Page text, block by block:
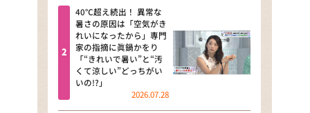
news おかえり
河合＆A.B.C-Z塚田×福井アナ
「なんでやねん！？」（news お
かえり）
DAIGOも台所 ～きょうの献立 何
40℃超え続出！ 異常な
暑さの原因は「空気がき
れいになったから」専門
家の指摘に眞鍋かをり
「“きれいで暑い”と“汚
くて涼しい”どっちがい
いの!?」
2026.07.28